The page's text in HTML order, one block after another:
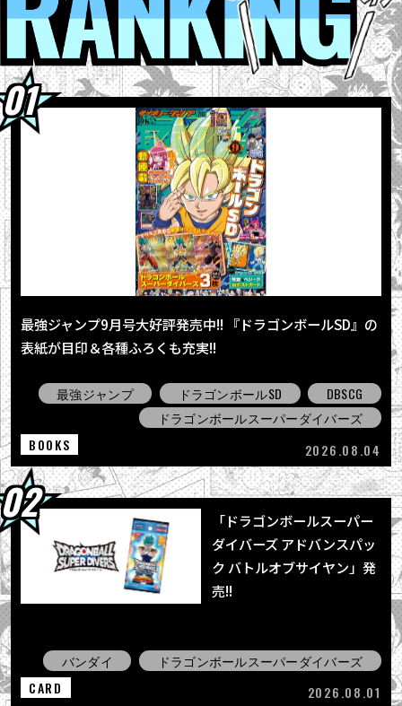
2026.08.04
最強ジャンプ9月号大好評発売中!! 『ドラゴン
ボールSD』の表紙が目印＆各種ふろ...
2026.08.03
【8月3日（月）】「Weekly Dragonball
News」配信！
2026.08.03
「BLOOD OF SAIYANS」シリーズ最新作に
「超サイヤ人孫悟空」登場！
2026.08.01
「ジャンプビクトリーカーニバル2026」の
「ドラゴンボール」企画をレポート！
2026.08.01
ンスパック バトルオブサイヤン」発売!!
2026.07.30
【影山ヒロノブさんにインタビュー！】「ド
ラゴンボール Sparking! ZERO」大型...
最強ジャンプ9月号大好評発売中!! 『ドラゴンボールSD』の
表紙が目印＆各種ふろくも充実!!
最強ジャンプ ドラゴンボールSD
DBSCG
ドラゴンボールスーパーダイバーズ
BOOKS
2026.08.04
「ドラゴンボールスーパー
ダイバーズ アドバンスパッ
ク バトルオブサイヤン」発
売!!
バンダイ
ドラゴンボールスーパーダイバーズ
CARD
2026.08.01